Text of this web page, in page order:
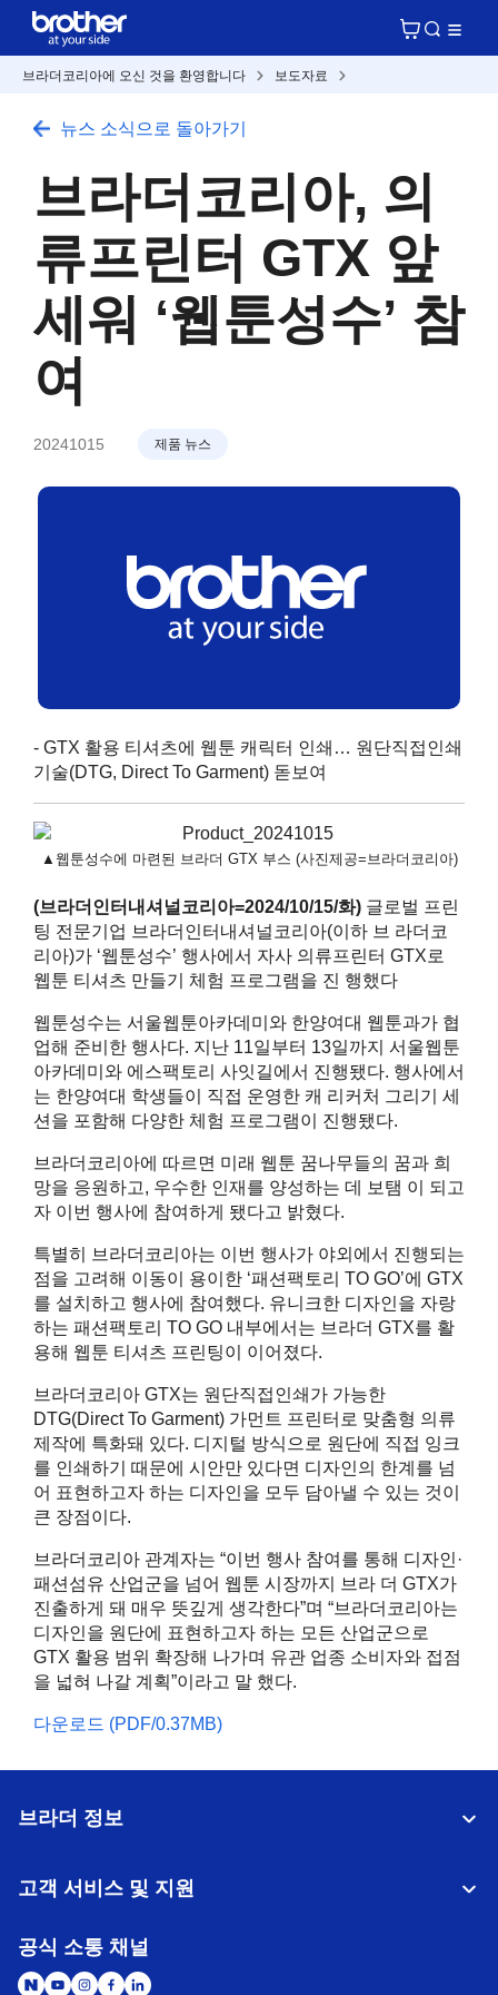
브라더코리아에 오신 것을 환영합니다 보도자료
뉴스 소식으로 돌아가기
브라더코리아, 의
류프린터 GTX 앞
세워 ‘웹툰성수’ 참
여
20241015 제품 뉴스
- GTX 활용 티셔츠에 웹툰 캐릭터 인쇄… 원단직접인쇄
기술(DTG, Direct To Garment) 돋보여
▲웹툰성수에 마련된 브라더 GTX 부스 (사진제공=브라더코리아)
(브라더인터내셔널코리아=2024/10/15/화) 글로벌 프린
팅 전문기업 브라더인터내셔널코리아(이하 브 라더코
리아)가 ‘웹툰성수’ 행사에서 자사 의류프린터 GTX로
웹툰 티셔츠 만들기 체험 프로그램을 진 행했다
웹툰성수는 서울웹툰아카데미와 한양여대 웹툰과가 협
업해 준비한 행사다. 지난 11일부터 13일까지 서울웹툰
아카데미와 에스팩토리 사잇길에서 진행됐다. 행사에서
는 한양여대 학생들이 직접 운영한 캐 리커처 그리기 세
션을 포함해 다양한 체험 프로그램이 진행됐다.
브라더코리아에 따르면 미래 웹툰 꿈나무들의 꿈과 희
망을 응원하고, 우수한 인재를 양성하는 데 보탬 이 되고
자 이번 행사에 참여하게 됐다고 밝혔다.
특별히 브라더코리아는 이번 행사가 야외에서 진행되는
점을 고려해 이동이 용이한 ‘패션팩토리 TO GO’에 GTX
를 설치하고 행사에 참여했다. 유니크한 디자인을 자랑
하는 패션팩토리 TO GO 내부에서는 브라더 GTX를 활
용해 웹툰 티셔츠 프린팅이 이어졌다.
브라더코리아 GTX는 원단직접인쇄가 가능한
DTG(Direct To Garment) 가먼트 프린터로 맞춤형 의류
제작에 특화돼 있다. 디지털 방식으로 원단에 직접 잉크
를 인쇄하기 때문에 시안만 있다면 디자인의 한계를 넘
어 표현하고자 하는 디자인을 모두 담아낼 수 있는 것이
큰 장점이다.
브라더코리아 관계자는 “이번 행사 참여를 통해 디자인·
패션섬유 산업군을 넘어 웹툰 시장까지 브라 더 GTX가
진출하게 돼 매우 뜻깊게 생각한다”며 “브라더코리아는
디자인을 원단에 표현하고자 하는 모든 산업군으로
GTX 활용 범위 확장해 나가며 유관 업종 소비자와 접점
을 넓혀 나갈 계획”이라고 말 했다.
다운로드 (PDF/0.37MB)
브라더 정보
고객 서비스 및 지원
공식 소통 채널